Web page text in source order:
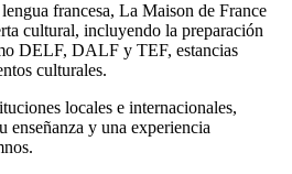
francesa, La Maison de France
cultural, incluyendo la preparación
DELF, DALF y TEF, estancias
culturales.
locales e internacionales,
enseñanza y una experiencia